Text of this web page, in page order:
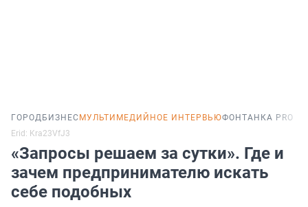
ГОРОД БИЗНЕС МУЛЬТИМЕДИЙНОЕ ИНТЕРВЬЮФОНТАНКА PRO
Erid: Kra23VfJ3
«Запросы решаем за сутки». Где и
зачем предпринимателю искать
себе подобных